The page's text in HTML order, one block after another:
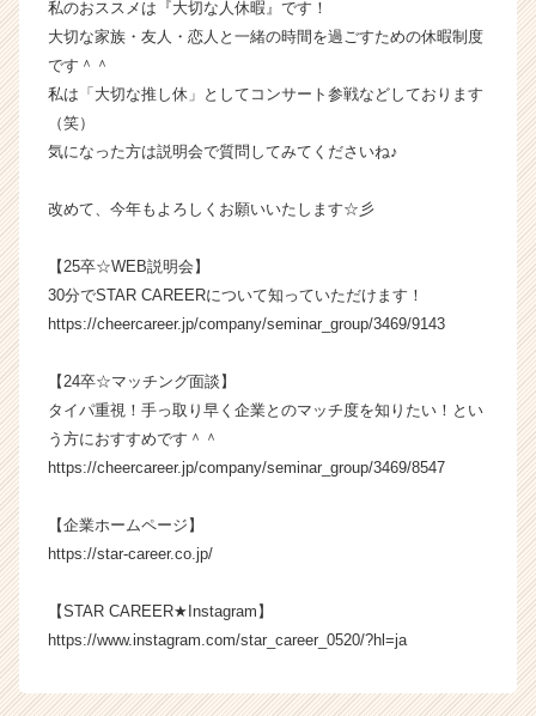
キ
ャ
ア
h
r
a
r
e
r）
私のおススメは『大切な人休暇』です！
大切な家族・友人・恋人と一緒の時間を過ごすための休暇制度
です＾＾
私は「大切な推し休」としてコンサート参戦などしております
（笑）
気になった方は説明会で質問してみてくださいね♪
改めて、今年もよろしくお願いいたします☆彡
【25卒☆WEB説明会】
30分でSTAR CAREERについて知っていただけます！
https://cheercareer.jp/company/seminar_group/3469/9143
【24卒☆マッチング面談】
タイパ重視！手っ取り早く企業とのマッチ度を知りたい！とい
う方におすすめです＾＾
https://cheercareer.jp/company/seminar_group/3469/8547
【企業ホームページ】
https://star-career.co.jp/
【STAR CAREER★Instagram】
https://www.instagram.com/star_career_0520/?hl=ja